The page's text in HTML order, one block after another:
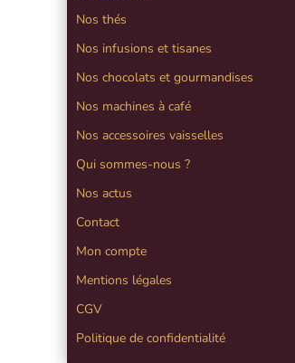
Nos thés
Nos infusions et tisanes
Nos chocolats et gourmandises
Nos machines à café
Nos accessoires vaisselles
Qui sommes-nous ?
Nos actus
Contact
Mon compte
Mentions légales
CGV
Politique de confidentialité